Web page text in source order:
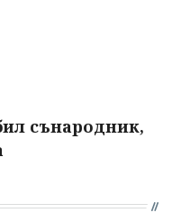
сънародник,